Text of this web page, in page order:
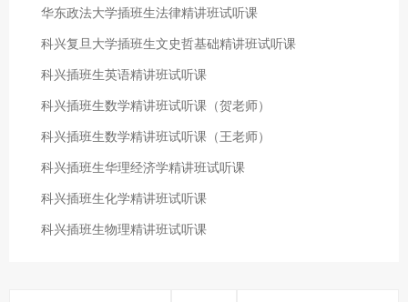
华东政法大学插班生法律精讲班试听课
科兴复旦大学插班生文史哲基础精讲班试听课
科兴插班生英语精讲班试听课
科兴插班生数学精讲班试听课（贺老师）
科兴插班生数学精讲班试听课（王老师）
科兴插班生华理经济学精讲班试听课
科兴插班生化学精讲班试听课
科兴插班生物理精讲班试听课